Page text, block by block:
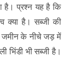
है। प्रश्न यह है कि
क्या है। सब्जी की
जमीन के नीचे जड़ में
भी सब्जी है।